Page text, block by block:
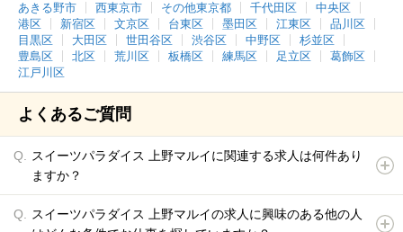
あきる野市
西東京市 その他東京都 千代田区
中央区
港区
新宿区 文京区 台東区 墨田区 江東区
品川区
目黒区
大田区 世田谷区 渋谷区 中野区
杉並区
豊島区
北区 荒川区 板橋区 練馬区 足立区
葛飾区
江戸川区
よくあるご質問
スイーツパラダイス 上野マルイに関連する求人は何件あり
ますか？
スイーツパラダイス 上野マルイの求人に興味のある他の人